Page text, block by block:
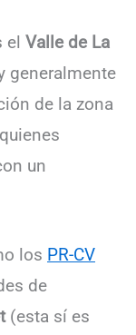
el Valle de La
generalmente
de la zona
un
los PR-CV
de
(esta sí es